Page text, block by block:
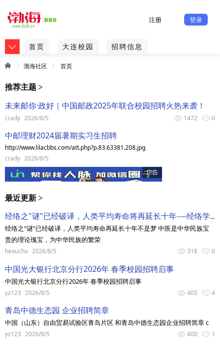
注册 登录
首页 大连校园 招聘信息
渤海社区 首页
推荐主题 >
未来邮你·政好｜中国邮政2025年联合校园招聘火热来袭！
0
1472
crady 2026/8/5
中邮理财2024届暑期实习生招聘
http://www.lilacbbs.com/att.php?p.83.63381.208.jpg
crady 2026/8/5
最近更新 >
经络之"谜"已经破译，人类平均寿命将再延长十年----经络学说形成原理的假想和与中医学理论的关系及应用前景
经络之“谜”已经破译，人类平均寿命再延长十年不是梦 中医是中华民族宝
贵的理论瑰宝，为中华民族的繁荣
0
318
hexuchu 2026/8/5
中国光大银行北京分行2026年 春季校园招聘启事
中国光大银行北京分行2026年 春季校园招聘启事
4
405
yz123 2026/8/5
青岛中德生态园 企业招聘简章
中国（山东）自由贸易试验区青岛片区 和青岛中德生态园企业招聘简章 c
1
400
yz123 2026/8/5